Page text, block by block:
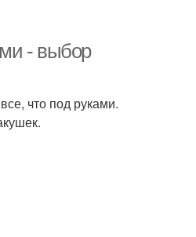
- выбор
что под руками.